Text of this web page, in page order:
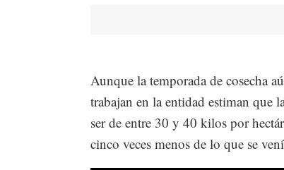
Aunque la temporada de cosecha
trabajan en la entidad estiman que
ser de entre 30 y 40 kilos por
cinco veces menos de lo que se